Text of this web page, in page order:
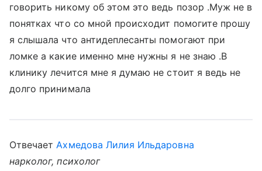
говорить никому об этом это ведь позор .Муж не в
понятках что со мной происходит помогите прошу
я слышала что антидеплесанты помогают при
ломке а какие именно мне нужны я не знаю .В
клинику лечится мне я думаю не стоит я ведь не
долго принимала
ОтвечаетАхмедова Лилия Ильдаровна
нарколог, психолог